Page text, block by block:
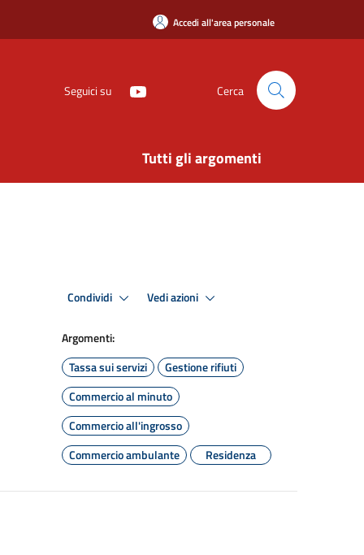
Accedi all'area personale
Seguici su Cerca
Tutti gli argomenti
Condividi Vedi azioni
Argomenti:
Tassa sui servizi
Gestione rifiuti
Commercio al minuto
Commercio all'ingrosso
Commercio ambulante
Residenza